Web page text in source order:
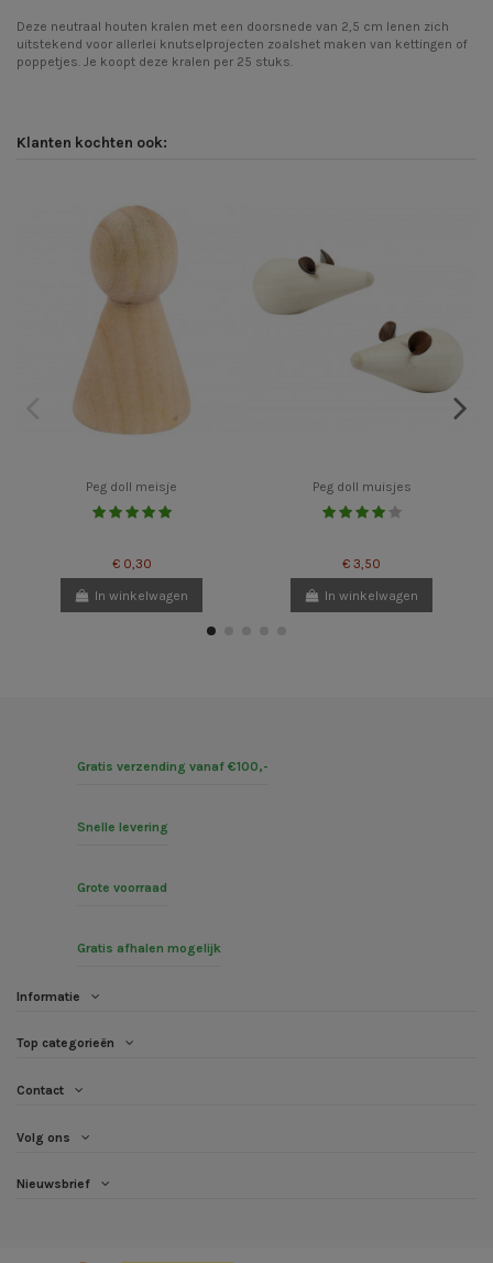
Deze neutraal houten kralen met een doorsnede van 2,5 cm lenen zich
uitstekend voor allerlei knutselprojecten zoalshet maken van kettingen of
poppetjes. Je koopt deze kralen per 25 stuks.
Klanten kochten ook:
Peg doll meisje
€ 0,30
In winkelwagen
Peg doll muisjes
€ 3,50
In winkelwagen
Gratis verzending vanaf €100,-
Snelle levering
Grote voorraad
Gratis afhalen mogelijk
Informatie
Top categorieën
Contact
Volg ons
Nieuwsbrief